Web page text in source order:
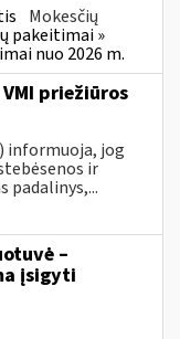
Mokesčių
pakeitimai »
nuo 2026 m.
priežiūros
informuoja, jog
ir
–
įsigyti